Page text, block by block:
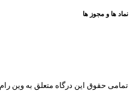
نماد ها و مجوز ها
تمامی حقوق این درگاه متعلق به وین